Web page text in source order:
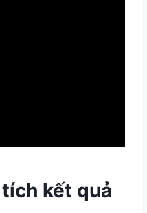
kết quả